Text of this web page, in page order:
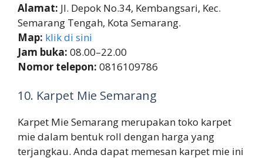
Alamat: Jl. Depok No.34, Kembangsari, Kec.
Semarang Tengah, Kota Semarang.
Map: klik di sini
Jam buka: 08.00–22.00
Nomor telepon: 0816109786
10. Karpet Mie Semarang
Karpet Mie Semarang merupakan toko karpet
mie dalam bentuk roll dengan harga yang
terjangkau. Anda dapat memesan karpet mie ini